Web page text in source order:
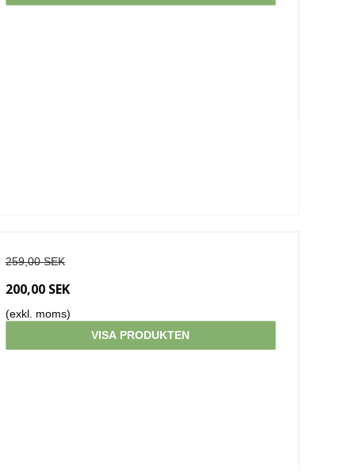
259,00 SEK
200,00 SEK
(exkl. moms)
VISA PRODUKTEN